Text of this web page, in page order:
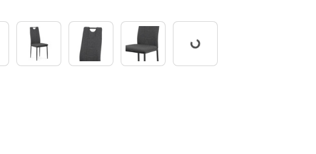
Pracuji...